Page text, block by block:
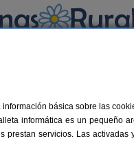
Casas Rurales
información básica sobre las
informática es un pequeño
prestan servicios. Las